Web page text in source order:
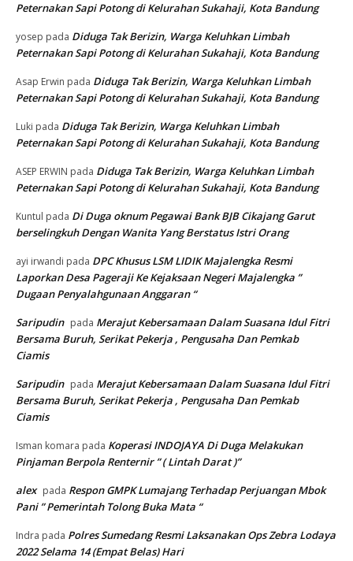
Peternakan Sapi Potong di Kelurahan Sukahaji, Kota Bandung
yosep pada Diduga Tak Berizin, Warga Keluhkan Limbah
Peternakan Sapi Potong di Kelurahan Sukahaji, Kota Bandung
Asap Erwin pada Diduga Tak Berizin, Warga Keluhkan Limbah
Peternakan Sapi Potong di Kelurahan Sukahaji, Kota Bandung
Luki pada Diduga Tak Berizin, Warga Keluhkan Limbah
Peternakan Sapi Potong di Kelurahan Sukahaji, Kota Bandung
ASEP ERWIN pada Diduga Tak Berizin, Warga Keluhkan Limbah
Peternakan Sapi Potong di Kelurahan Sukahaji, Kota Bandung
Kuntul pada Di Duga oknum Pegawai Bank BJB Cikajang Garut
berselingkuh Dengan Wanita Yang Berstatus Istri Orang
ayi irwandi pada DPC Khusus LSM LIDIK Majalengka Resmi
Laporkan Desa Pageraji Ke Kejaksaan Negeri Majalengka ”
Dugaan Penyalahgunaan Anggaran “
Saripudin pada Merajut Kebersamaan Dalam Suasana Idul Fitri
Bersama Buruh, Serikat Pekerja , Pengusaha Dan Pemkab
Ciamis
Saripudin pada Merajut Kebersamaan Dalam Suasana Idul Fitri
Bersama Buruh, Serikat Pekerja , Pengusaha Dan Pemkab
Ciamis
Isman komara pada Koperasi INDOJAYA Di Duga Melakukan
Pinjaman Berpola Renternir ” ( Lintah Darat )”
alex pada Respon GMPK Lumajang Terhadap Perjuangan Mbok
Pani ” Pemerintah Tolong Buka Mata “
Indra pada Polres Sumedang Resmi Laksanakan Ops Zebra Lodaya
2022 Selama 14 (Empat Belas) Hari